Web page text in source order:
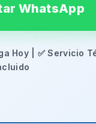
WhatsApp
Hoy | ✅ Servicio